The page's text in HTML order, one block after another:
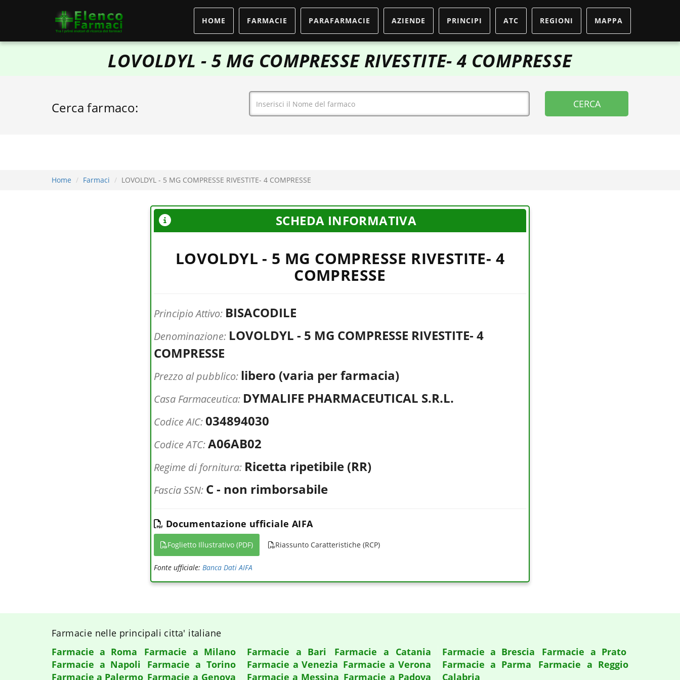
HOME FARMACIE PARAFARMACIE AZIENDE PRINCIPI ATC REGIONI MAPPA
LOVOLDYL - 5 MG COMPRESSE RIVESTITE- 4 COMPRESSE
Cerca farmaco:
Home Farmaci LOVOLDYL - 5 MG COMPRESSE RIVESTITE- 4 COMPRESSE
SCHEDA INFORMATIVA
LOVOLDYL - 5 MG COMPRESSE RIVESTITE- 4
COMPRESSE
Principio Attivo: BISACODILE
Denominazione: LOVOLDYL - 5 MG COMPRESSE RIVESTITE- 4
COMPRESSE
Prezzo al pubblico: libero (varia per farmacia)
Casa Farmaceutica: DYMALIFE PHARMACEUTICAL S.R.L.
Codice AIC:034894030
Codice ATC:A06AB02
Regime di fornitura: Ricetta ripetibile (RR)
Fascia SSN: C - non rimborsabile
Documentazione ufficiale AIFA
Foglietto Illustrativo (PDF) Riassunto Caratteristiche (RCP)
Fonte ufficiale: Banca Dati AIFA
Farmacie nelle principali citta' italiane
Farmacie a Roma
Farmacie a Milano
Farmacie a Napoli
Farmacie a Torino
Farmacie a Palermo Farmacie a Genova
Farmacie a Bari
Farmacie a Catania
Farmacie a Venezia Farmacie a Verona
Farmacie a Messina Farmacie a Padova
Farmacie a Brescia
Farmacie a Prato
Farmacie a Parma
Farmacie a Reggio
Calabria